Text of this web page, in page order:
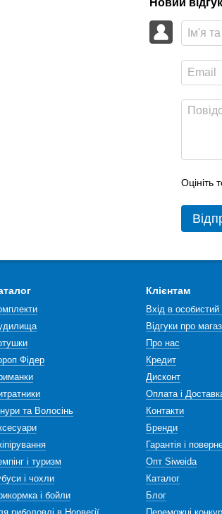
Новий
Оцініть
Фідер
та Волосінь
і туризм
і чохли
і бойли
Клієнтам
Вхід в особистий
Відгуки про
Про нас
Кредит
Дисконт
Оплата і
Контакти
Бренди
Гарантія і
Опт Siweida
Каталог
Блог